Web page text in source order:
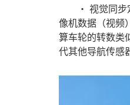
• 视觉同步定
像机数据（视频
算车轮的转数类
代其他导航传感